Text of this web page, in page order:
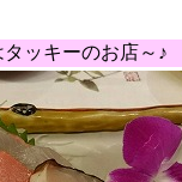
ッキーのお店～♪